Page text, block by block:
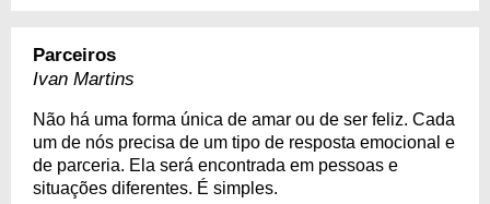
Parceiros
Ivan Martins
Não há uma forma única de amar ou de ser feliz. Cada
um de nós precisa de um tipo de resposta emocional e
de parceria. Ela será encontrada em pessoas e
situações diferentes. É simples.